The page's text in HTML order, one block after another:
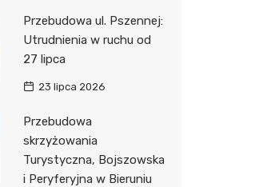
Przebudowa ul. Pszennej:
Utrudnienia w ruchu od
27 lipca
23 lipca 2026
Przebudowa
skrzyżowania
Turystyczna, Bojszowska
i Peryferyjna w Bieruniu